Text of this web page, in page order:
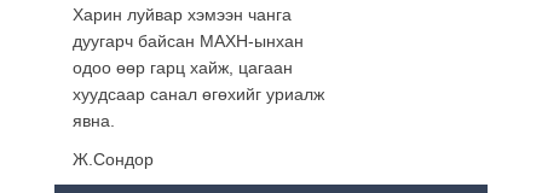
Харин луйвар хэмээн чанга
дуугарч байсан МАХН-ынхан
одоо өөр гарц хайж, цагаан
хуудсаар санал өгөхийг уриалж
явна.
Ж.Сондор